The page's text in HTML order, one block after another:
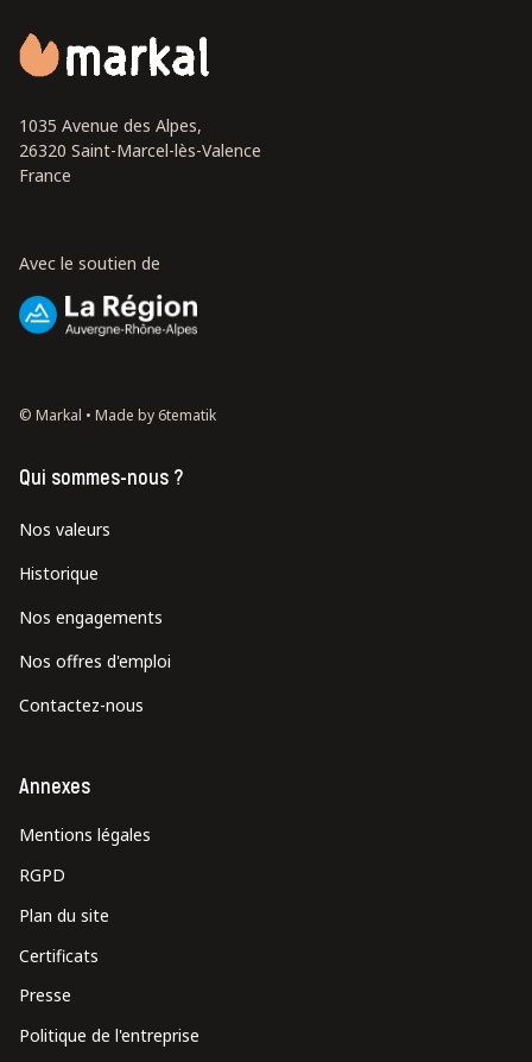
1035 Avenue des Alpes,
26320 Saint-Marcel-lès-Valence
France
Avec le soutien de
© Markal • Made by 6tematik
Qui sommes-nous ?
Nos valeurs
Historique
Nos engagements
Nos offres d'emploi
Contactez-nous
Annexes
Mentions légales
RGPD
Plan du site
Certificats
Presse
Politique de l'entreprise